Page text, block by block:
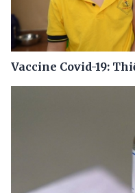
Vaccine Covid-19: